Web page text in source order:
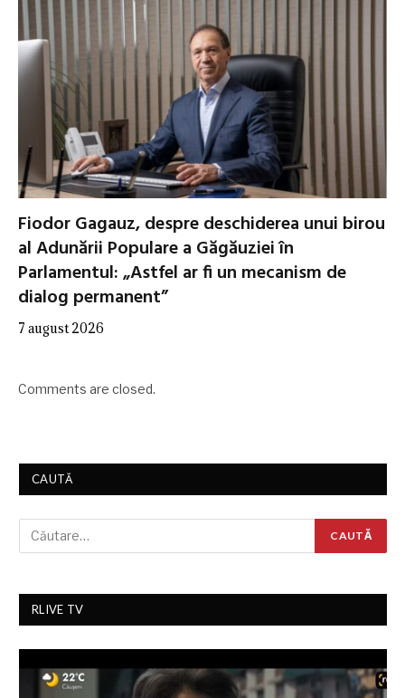
Fiodor Gagauz, despre deschiderea unui birou
al Adunării Populare a Găgăuziei în
Parlamentul: „Astfel ar fi un mecanism de
dialog permanent”
7 august 2026
Comments are closed.
CAUTĂ
RLIVE TV